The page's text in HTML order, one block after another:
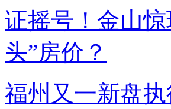
福州又一新盘